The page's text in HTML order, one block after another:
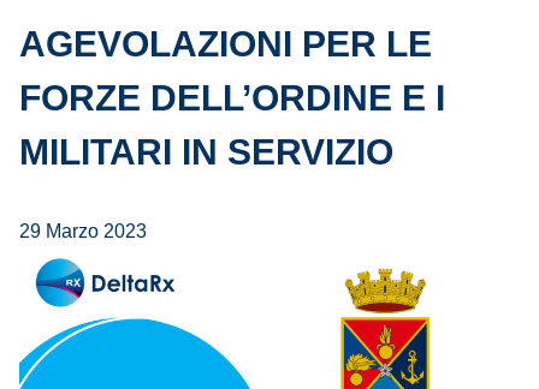
AGEVOLAZIONI PER LE
FORZE DELL’ORDINE E I
MILITARI IN SERVIZIO
29 Marzo 2023